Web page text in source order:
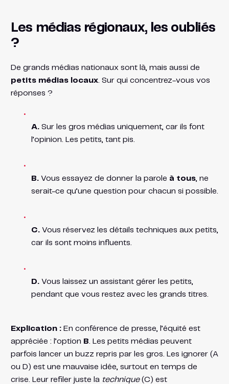
Les médias régionaux, les oubliés
?
De grands médias nationaux sont là, mais aussi de
petits médias locaux. Sur qui concentrez-vous vos
réponses ?
A.Sur les gros médias uniquement, car ils font
l’opinion. Les petits, tant pis.
B.Vous essayez de donner la parole à tous, ne
serait-ce qu’une question pour chacun si possible.
C.Vous réservez les détails techniques aux petits,
car ils sont moins influents.
D.Vous laissez un assistant gérer les petits,
pendant que vous restez avec les grands titres.
Explication :En conférence de presse, l’équité est
appréciée : l’option B . Les petits médias peuvent
parfois lancer un buzz repris par les gros. Les ignorer (A
ou D) est une mauvaise idée, surtout en temps de
crise. Leur refiler juste la technique(C) est